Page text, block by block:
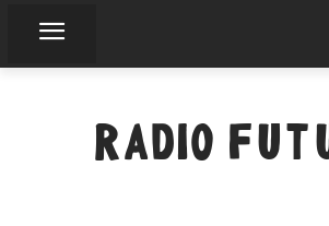
RADIO